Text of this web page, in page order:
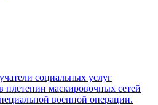
социальных услуг
плетении маскировочных сетей
военной операции.